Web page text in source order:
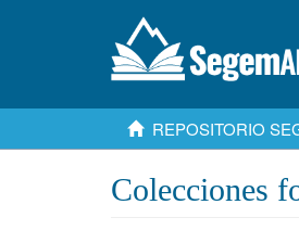
REPOSITORIO
Colecciones